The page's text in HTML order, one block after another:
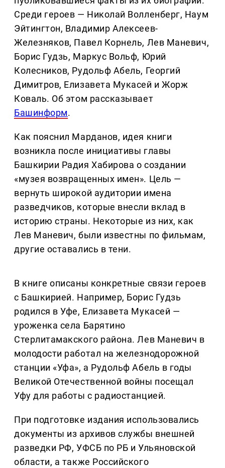
Среди героев — Николай Волленберг, Наум
Эйтингтон, Владимир Алексеев-
Железняков, Павел Корнель, Лев Маневич,
Борис Гудзь, Маркус Вольф, Юрий
Колесников, Рудольф Абель, Георгий
Димитров, Елизавета Мукасей и Жорж
Коваль. Об этом рассказывает
Башинформ.
Как пояснил Марданов, идея книги
возникла после инициативы главы
Башкирии Радия Хабирова о создании
«музея возвращенных имен». Цель —
вернуть широкой аудитории имена
разведчиков, которые внесли вклад в
историю страны. Некоторые из них, как
Лев Маневич, были известны по фильмам,
другие оставались в тени.
В книге описаны конкретные связи героев
с Башкирией. Например, Борис Гудзь
родился в Уфе, Елизавета Мукасей —
уроженка села Барятино
Стерлитамакского района. Лев Маневич в
молодости работал на железнодорожной
станции «Уфа», а Рудольф Абель в годы
Великой Отечественной войны посещал
Уфу для работы с радиостанцией.
При подготовке издания использовались
документы из архивов службы внешней
разведки РФ, УФСБ по РБ и Ульяновской
области, а также Российского